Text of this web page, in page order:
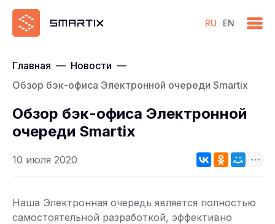
RU EN
Главная — Новости —
Обзор бэк-офиса Электронной очереди Smartix
Обзор бэк-офиса Электронной
очереди Smartix
10 июля 2020
Наша Электронная очередь является полностью
самостоятельной разработкой, эффективно